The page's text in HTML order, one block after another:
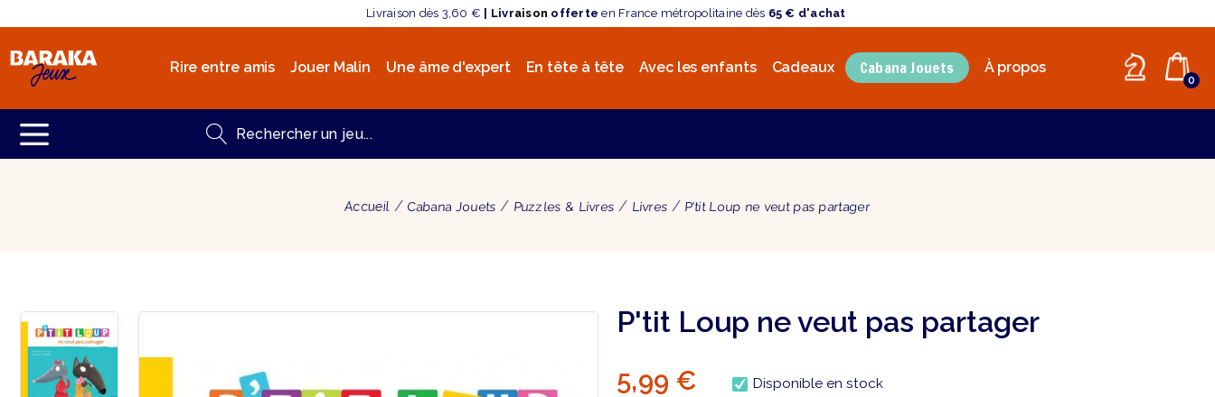
Livraison dès 3,60 € | Livraison offerte en France métropolitaine dès 65 € d'achat
Rire entre amis Jouer Malin Une âme d'expert En tête à tête Avec les enfants Cadeaux Cabana Jouets À propos
0
Accueil Cabana Jouets Puzzles & Livres Livres P'tit Loup ne veut pas partager
P'tit Loup ne veut pas partager
5,99 € Disponible en stock